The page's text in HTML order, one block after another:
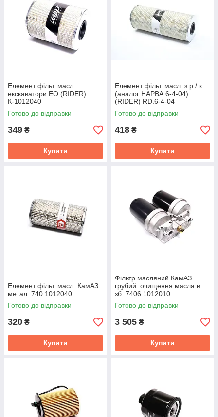
Елемент фільт. масл.
екскаватори ЕО (RIDER)
К-1012040
Готово до відправки
349 ₴
Купити
Елемент фільт. масл. з р / к
(аналог НАРВА 6-4-04)
(RIDER) RD.6-4-04
Готово до відправки
418 ₴
Купити
Елемент фільт. масл. КамАЗ
метал. 740.1012040
Готово до відправки
320 ₴
Купити
Фільтр масляний КамАЗ
грубий. очищення масла в
зб. 7406.1012010
Готово до відправки
3 505 ₴
Купити